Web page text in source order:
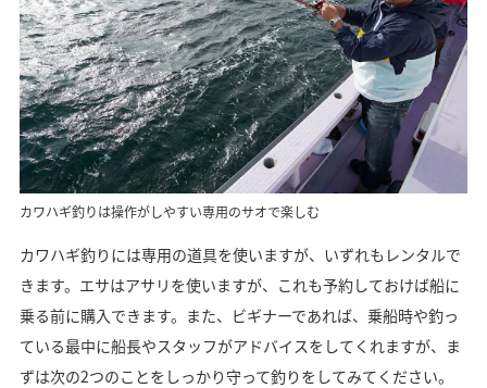
カワハギ釣りは操作がしやすい専用のサオで楽しむ
カワハギ釣りには専用の道具を使いますが、いずれもレンタルで
きます。エサはアサリを使いますが、これも予約しておけば船に
乗る前に購入できます。また、ビギナーであれば、乗船時や釣っ
ている最中に船長やスタッフがアドバイスをしてくれますが、ま
ずは次の2つのことをしっかり守って釣りをしてみてください。